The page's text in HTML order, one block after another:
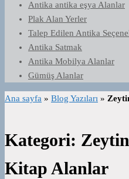
Antika antika eşya Alanlar
Plak Alan Yerler
Talep Edilen Antika
Antika Satmak
Antika Mobilya Alanlar
Gümüş Alanlar
Ana sayfa » Blog Yazıları »
Kategori:
Kitap Alanlar